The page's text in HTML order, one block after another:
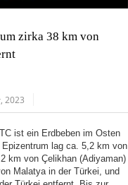
zirka 38 km von
2023
ist ein Erdbeben im Osten
lag ca. 5,2 km von
km von Çelikhan (Adiyaman)
Malatya in der Türkei, und